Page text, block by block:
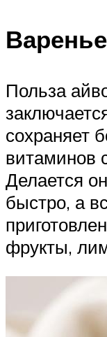
Польза
сохраняет
витаминов
Делается
быстро, а
фрукты,